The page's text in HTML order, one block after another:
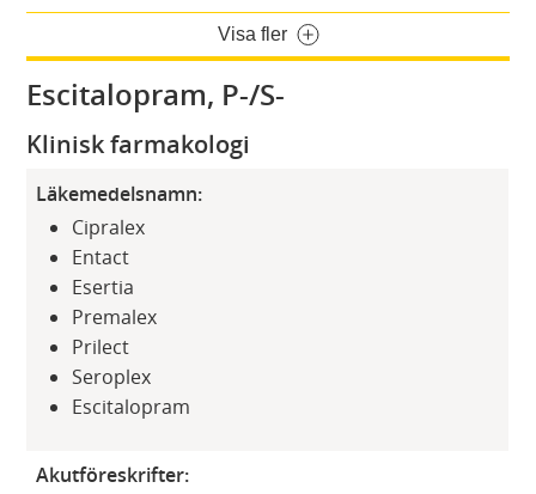
Visa fler
Escitalopram, P-/S-
Klinisk farmakologi
Läkemedelsnamn:
Cipralex
Entact
Esertia
Premalex
Prilect
Seroplex
Escitalopram
Akutföreskrifter: